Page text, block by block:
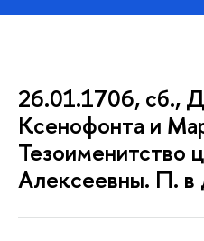
26.01.1706, сб.,
Ксенофонта и
Тезоименитство
Алексеевны. П. в